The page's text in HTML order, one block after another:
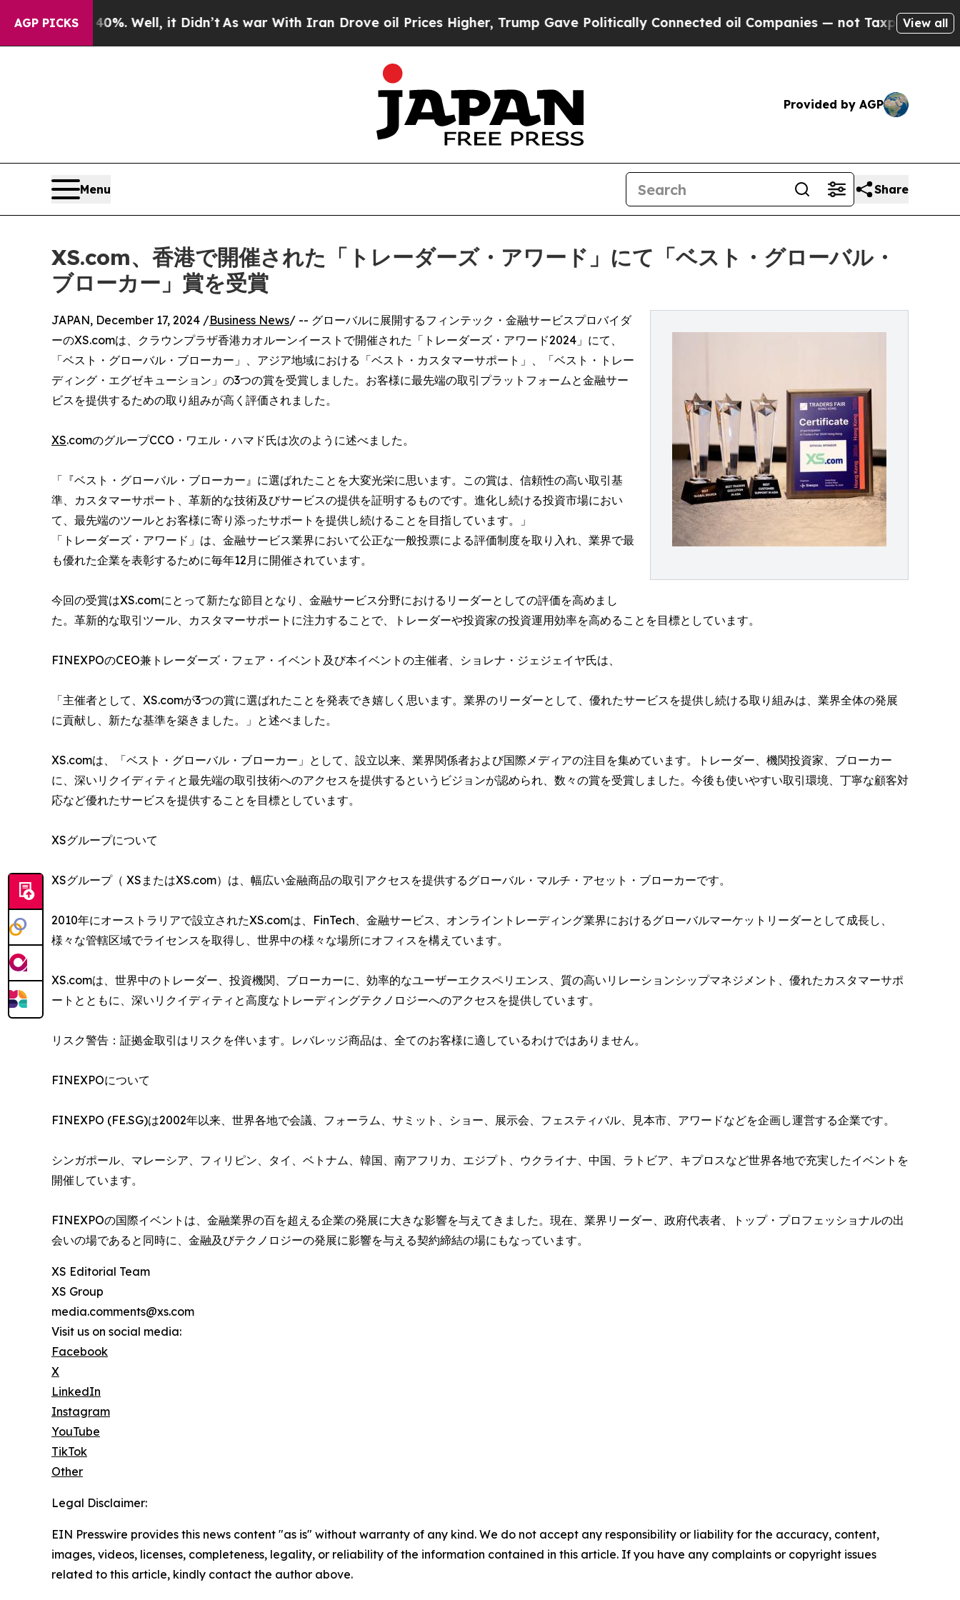
AGP PICKS
40%. Well, it Didn’tAs war With Iran Drove oil Prices Higher, Trump Gave Politically Connected oil Companies — not Taxpayers — theView all
Provided by AGP
Menu Share
XS.com、香港で開催された「トレーダーズ・アワード」にて「ベスト・グローバル・
ブローカー」賞を受賞
JAPAN, December 17, 2024 /Business News/ -- グローバルに展開するフィンテック・金融サービスプロバイダ
ーのXS.comは、クラウンプラザ香港カオルーンイーストで開催された「トレーダーズ・アワード2024」にて、
「ベスト・グローバル・ブローカー」、アジア地域における「ベスト・カスタマーサポート」、「ベスト・トレー
ディング・エグゼキューション」の3つの賞を受賞しました。お客様に最先端の取引プラットフォームと金融サー
ビスを提供するための取り組みが高く評価されました。
XS.comのグループCCO・ワエル・ハマド氏は次のように述べました。
「『ベスト・グローバル・ブローカー』に選ばれたことを大変光栄に思います。この賞は、信頼性の高い取引基
準、カスタマーサポート、革新的な技術及びサービスの提供を証明するものです。進化し続ける投資市場におい
て、最先端のツールとお客様に寄り添ったサポートを提供し続けることを目指しています。」
「トレーダーズ・アワード」は、金融サービス業界において公正な一般投票による評価制度を取り入れ、業界で最
も優れた企業を表彰するために毎年12月に開催されています。
今回の受賞はXS.comにとって新たな節目となり、金融サービス分野におけるリーダーとしての評価を高めまし
た。革新的な取引ツール、カスタマーサポートに注力することで、トレーダーや投資家の投資運用効率を高めることを目標としています。
FINEXPOのCEO兼トレーダーズ・フェア・イベント及び本イベントの主催者、ショレナ・ジェジェイヤ氏は、
「主催者として、XS.comが3つの賞に選ばれたことを発表でき嬉しく思います。業界のリーダーとして、優れたサービスを提供し続ける取り組みは、業界全体の発展
に貢献し、新たな基準を築きました。」と述べました。
XS.comは、「ベスト・グローバル・ブローカー」として、設立以来、業界関係者および国際メディアの注目を集めています。トレーダー、機関投資家、ブローカー
に、深いリクイディティと最先端の取引技術へのアクセスを提供するというビジョンが認められ、数々の賞を受賞しました。今後も使いやすい取引環境、丁寧な顧客対
応など優れたサービスを提供することを目標としています。
XSグループについて
XSグループ（ XSまたはXS.com）は、幅広い金融商品の取引アクセスを提供するグローバル・マルチ・アセット・ブローカーです。
2010年にオーストラリアで設立されたXS.comは、FinTech、金融サービス、オンライントレーディング業界におけるグローバルマーケットリーダーとして成長し、
様々な管轄区域でライセンスを取得し、世界中の様々な場所にオフィスを構えています。
XS.comは、世界中のトレーダー、投資機関、ブローカーに、効率的なユーザーエクスペリエンス、質の高いリレーションシップマネジメント、優れたカスタマーサポ
ートとともに、深いリクイディティと高度なトレーディングテクノロジーへのアクセスを提供しています。
リスク警告：証拠金取引はリスクを伴います。レバレッジ商品は、全てのお客様に適しているわけではありません。
FINEXPOについて
FINEXPO (FE.SG)は2002年以来、世界各地で会議、フォーラム、サミット、ショー、展示会、フェスティバル、見本市、アワードなどを企画し運営する企業です。
シンガポール、マレーシア、フィリピン、タイ、ベトナム、韓国、南アフリカ、エジプト、ウクライナ、中国、ラトビア、キプロスなど世界各地で充実したイベントを
開催しています。
FINEXPOの国際イベントは、金融業界の百を超える企業の発展に大きな影響を与えてきました。現在、業界リーダー、政府代表者、トップ・プロフェッショナルの出
会いの場であると同時に、金融及びテクノロジーの発展に影響を与える契約締結の場にもなっています。
XS Editorial Team
XS Group
media.comments@xs.com
Visit us on social media:
Facebook
X
LinkedIn
Instagram
YouTube
TikTok
Other
Legal Disclaimer:
EIN Presswire provides this news content "as is" without warranty of any kind. We do not accept any responsibility or liability for the accuracy, content,
images, videos, licenses, completeness, legality, or reliability of the information contained in this article. If you have any complaints or copyright issues
related to this article, kindly contact the author above.